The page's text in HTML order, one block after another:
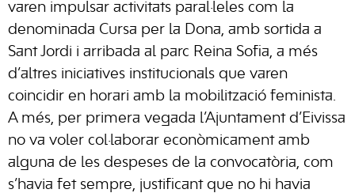
varen impulsar activitats paral·leles com la
denominada Cursa per la Dona, amb sortida a
Sant Jordi i arribada al parc Reina Sofia, a més
d’altres iniciatives institucionals que varen
coincidir en horari amb la mobilització feminista.
A més, per primera vegada l’Ajuntament d’Eivissa
no va voler col·laborar econòmicament amb
alguna de les despeses de la convocatòria, com
s’havia fet sempre, justificant que no hi havia